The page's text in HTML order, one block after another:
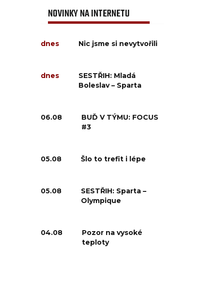
NOVINKY NA INTERNETU
dnes Nic jsme si nevytvořili
dnes
SESTŘIH: Mladá
Boleslav – Sparta
06.08
BUĎ V TÝMU: FOCUS
#3
05.08 Šlo to trefit i lépe
05.08
SESTŘIH: Sparta –
Olympique
04.08
Pozor na vysoké
teploty